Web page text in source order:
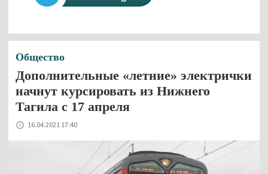
Общество
Дополнительные «летние» электрички
начнут курсировать из Нижнего
Тагила с 17 апреля
16.04.2021 17:40